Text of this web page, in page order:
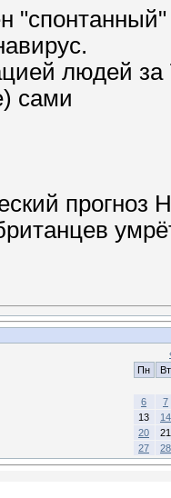
людей за
сами
прогноз
Пн
Вт
6
7
13
14
20
21
27
28